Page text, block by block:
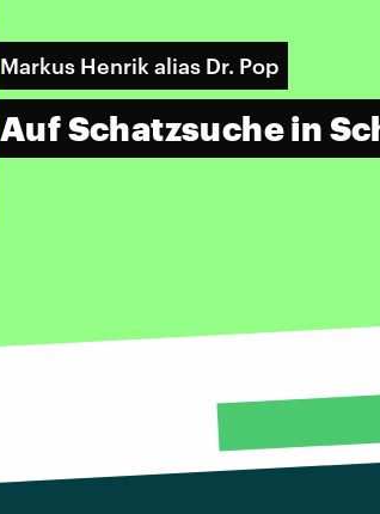
Markus Henrik alias Dr. Pop
Auf Schatzsuche in